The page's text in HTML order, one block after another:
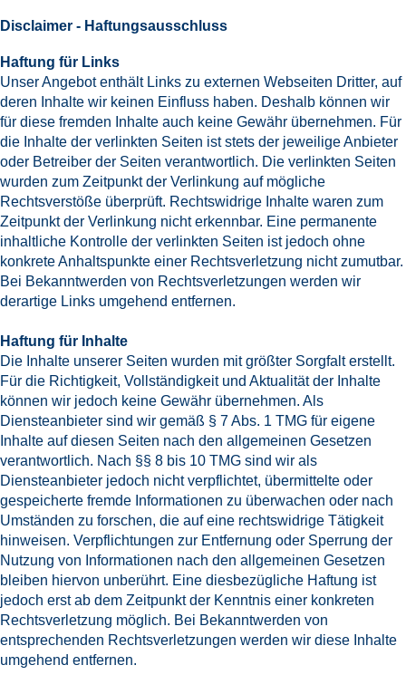
Disclaimer - Haftungsausschluss
Haftung für Links
Unser Angebot enthält Links zu externen Webseiten Dritter, auf
deren Inhalte wir keinen Einfluss haben. Deshalb können wir
für diese fremden Inhalte auch keine Gewähr übernehmen. Für
die Inhalte der verlinkten Seiten ist stets der jeweilige Anbieter
oder Betreiber der Seiten verantwortlich. Die verlinkten Seiten
wurden zum Zeitpunkt der Verlinkung auf mögliche
Rechtsverstöße überprüft. Rechtswidrige Inhalte waren zum
Zeitpunkt der Verlinkung nicht erkennbar. Eine permanente
inhaltliche Kontrolle der verlinkten Seiten ist jedoch ohne
konkrete Anhaltspunkte einer Rechtsverletzung nicht zumutbar.
Bei Bekanntwerden von Rechtsverletzungen werden wir
derartige Links umgehend entfernen.
Haftung für Inhalte
Die Inhalte unserer Seiten wurden mit größter Sorgfalt erstellt.
Für die Richtigkeit, Vollständigkeit und Aktualität der Inhalte
können wir jedoch keine Gewähr übernehmen. Als
Diensteanbieter sind wir gemäß § 7 Abs. 1 TMG für eigene
Inhalte auf diesen Seiten nach den allgemeinen Gesetzen
verantwortlich. Nach §§ 8 bis 10 TMG sind wir als
Diensteanbieter jedoch nicht verpflichtet, übermittelte oder
gespeicherte fremde Informationen zu überwachen oder nach
Umständen zu forschen, die auf eine rechtswidrige Tätigkeit
hinweisen. Verpflichtungen zur Entfernung oder Sperrung der
Nutzung von Informationen nach den allgemeinen Gesetzen
bleiben hiervon unberührt. Eine diesbezügliche Haftung ist
jedoch erst ab dem Zeitpunkt der Kenntnis einer konkreten
Rechtsverletzung möglich. Bei Bekanntwerden von
entsprechenden Rechtsverletzungen werden wir diese Inhalte
umgehend entfernen.